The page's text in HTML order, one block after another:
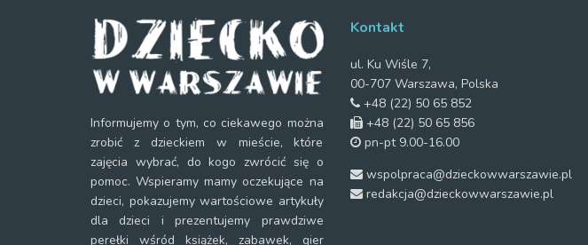
Informujemy o tym, co ciekawego można
zrobić z dzieckiem w mieście, które
zajęcia wybrać, do kogo zwrócić się o
pomoc. Wspieramy mamy oczekujące na
dzieci, pokazujemy wartościowe artykuły
dla dzieci i prezentujemy prawdziwe
perełki wśród książek, zabawek, gier
Kontakt
ul. Ku Wiśle 7,
00-707 Warszawa, Polska
+48 (22) 50 65 852
+48 (22) 50 65 856
pn-pt 9.00-16.00
wspolpraca@dzieckowwarszawie.pl
redakcja@dzieckowwarszawie.pl